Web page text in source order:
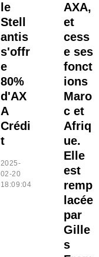
le
Stell
antis
s'offr
e
80%
d'AX
A
Crédi
t
2025-
02-20
18:09:04
AXA,
et
cess
e ses
fonct
ions
Maro
c et
Afriq
ue.
Elle
est
remp
lacée
par
Gille
s